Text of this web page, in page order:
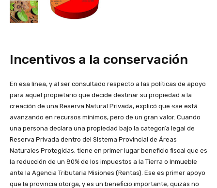
Incentivos a la conservación
En esa línea, y al ser consultado respecto a las políticas de apoyo
para aquel propietario que decide destinar su propiedad a la
creación de una Reserva Natural Privada, explicó que «se está
avanzando en recursos mínimos, pero de un gran valor. Cuando
una persona declara una propiedad bajo la categoría legal de
Reserva Privada dentro del Sistema Provincial de Áreas
Naturales Protegidas, tiene en primer lugar beneficio fiscal que es
la reducción de un 80% de los impuestos a la Tierra o Inmueble
ante la Agencia Tributaria Misiones (Rentas). Ese es primer apoyo
que la provincia otorga, y es un beneficio importante, quizás no